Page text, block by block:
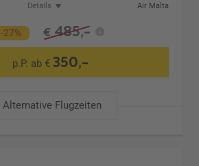
Details
Air Malta
-27% € 485,-
p.P. ab € 350,-
Alternative Flugzeiten